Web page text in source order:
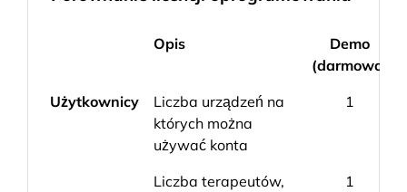
Opis
Demo
(darmowa)
Użytkownicy
Liczba urządzeń na
których można
używać konta
1
Liczba terapeutów, 1